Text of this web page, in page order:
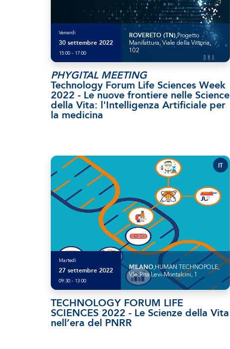
Venerdì
30 settembre 2022
15:00 - 17:00
ROVERETO (TN),Progetto
Manifattura, Viale della Vittoria,
102
PHYGITAL MEETING
Technology Forum Life Sciences Week
2022 - Le nuove frontiere nelle Science
della Vita: l'Intelligenza Artificiale per
la medicina
Martedì
27 settembre 2022
09:30 - 13:00
MILANO,HUMAN TECHNOPOLE,
V.le Rita Levi-Montalcini, 1
IT
TECHNOLOGY FORUM LIFE
SCIENCES 2022 - Le Scienze della Vita
nell’era del PNRR